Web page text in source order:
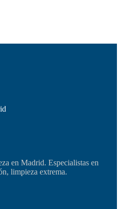
en Madrid. Especialistas en
limpieza extrema.